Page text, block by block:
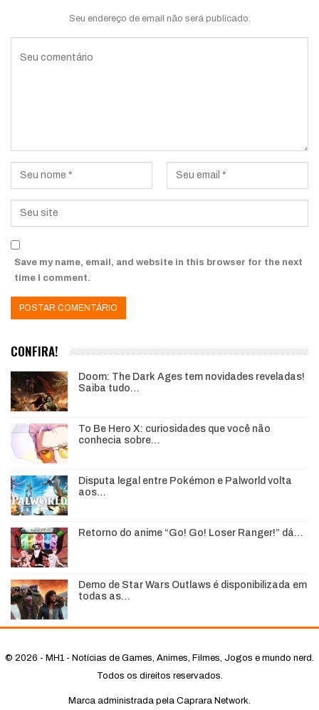
Seu endereço de email não será publicado.
Save my name, email, and website in this browser for the next
time I comment.
CONFIRA!
Doom: The Dark Ages tem novidades reveladas!
Saiba tudo…
To Be Hero X: curiosidades que você não
conhecia sobre…
Disputa legal entre Pokémon e Palworld volta
aos…
Retorno do anime “Go! Go! Loser Ranger!” dá…
Demo de Star Wars Outlaws é disponibilizada em
todas as…
© 2026 - MH1 - Notícias de Games, Animes, Filmes, Jogos e mundo nerd.
Todos os direitos reservados.
Marca administrada pela Caprara Network.